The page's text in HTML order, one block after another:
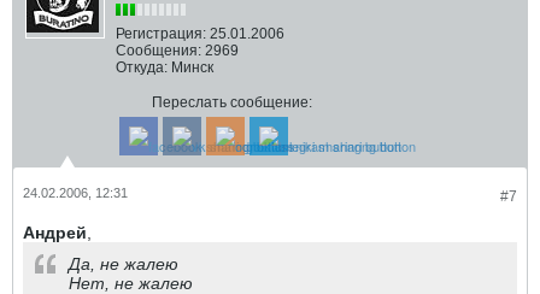
Регистрация: 25.01.2006
Сообщения: 2969
Откуда: Минск
Переслать сообщение:
#7
24.02.2006, 12:31
Андрей
Да, не жалею
Нет, не жалею